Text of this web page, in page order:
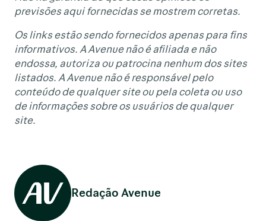
previsões aqui fornecidas se mostrem corretas.
Os links estão sendo fornecidos apenas para fins
informativos. A Avenue não é afiliada e não
endossa, autoriza ou patrocina nenhum dos sites
listados. A Avenue não é responsável pelo
conteúdo de qualquer site ou pela coleta ou uso
de informações sobre os usuários de qualquer
site.
Redação Avenue